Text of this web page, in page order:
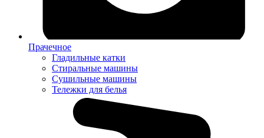
Прачечное
Гладильные катки
Стиральные машины
Сушильные машины
Тележки для белья